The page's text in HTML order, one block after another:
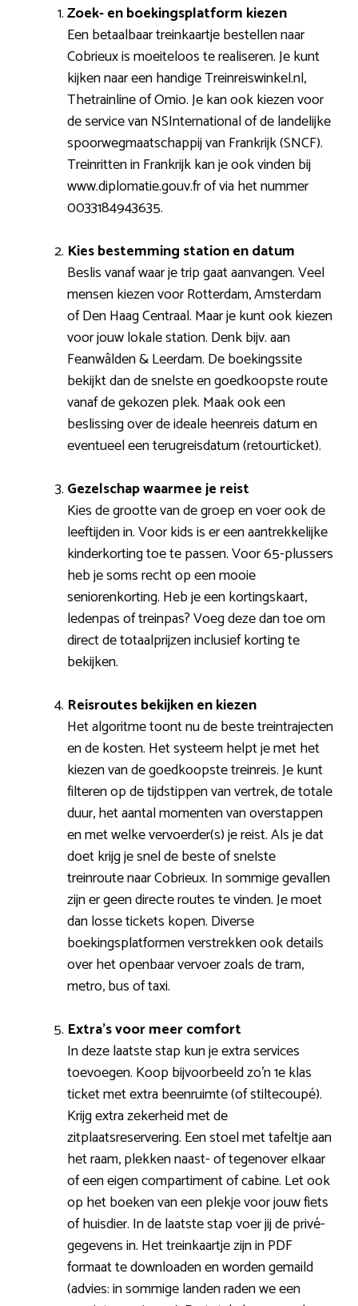
Zoek- en boekingsplatform kiezen
Een betaalbaar treinkaartje bestellen naar
Cobrieux is moeiteloos te realiseren. Je kunt
kijken naar een handige Treinreiswinkel.nl,
Thetrainline of Omio. Je kan ook kiezen voor
de service van NSInternational of de landelijke
spoorwegmaatschappij van Frankrijk (SNCF).
Treinritten in Frankrijk kan je ook vinden bij
www.diplomatie.gouv.fr of via het nummer
0033184943635.
Kies bestemming station en datum
Beslis vanaf waar je trip gaat aanvangen. Veel
mensen kiezen voor Rotterdam, Amsterdam
of Den Haag Centraal. Maar je kunt ook kiezen
voor jouw lokale station. Denk bijv. aan
Feanwâlden & Leerdam. De boekingssite
bekijkt dan de snelste en goedkoopste route
vanaf de gekozen plek. Maak ook een
beslissing over de ideale heenreis datum en
eventueel een terugreisdatum (retourticket).
Gezelschap waarmee je reist
Kies de grootte van de groep en voer ook de
leeftijden in. Voor kids is er een aantrekkelijke
kinderkorting toe te passen. Voor 65-plussers
heb je soms recht op een mooie
seniorenkorting. Heb je een kortingskaart,
ledenpas of treinpas? Voeg deze dan toe om
direct de totaalprijzen inclusief korting te
bekijken.
Reisroutes bekijken en kiezen
Het algoritme toont nu de beste treintrajecten
en de kosten. Het systeem helpt je met het
kiezen van de goedkoopste treinreis. Je kunt
filteren op de tijdstippen van vertrek, de totale
duur, het aantal momenten van overstappen
en met welke vervoerder(s) je reist. Als je dat
doet krijg je snel de beste of snelste
treinroute naar Cobrieux. In sommige gevallen
zijn er geen directe routes te vinden. Je moet
dan losse tickets kopen. Diverse
boekingsplatformen verstrekken ook details
over het openbaar vervoer zoals de tram,
metro, bus of taxi.
Extra’s voor meer comfort
In deze laatste stap kun je extra services
toevoegen. Koop bijvoorbeeld zo’n 1e klas
ticket met extra beenruimte (of stiltecoupé).
Krijg extra zekerheid met de
zitplaatsreservering. Een stoel met tafeltje aan
het raam, plekken naast- of tegenover elkaar
of een eigen compartiment of cabine. Let ook
op het boeken van een plekje voor jouw fiets
of huisdier. In de laatste stap voer jij de privé-
gegevens in. Het treinkaartje zijn in PDF
formaat te downloaden en worden gemaild
(advies: in sommige landen raden we een